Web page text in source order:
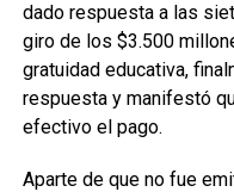
dado respuesta a las
giro de los $3.500
gratuidad educativa,
respuesta y manifestó
efectivo el pago.
Aparte de que no fue